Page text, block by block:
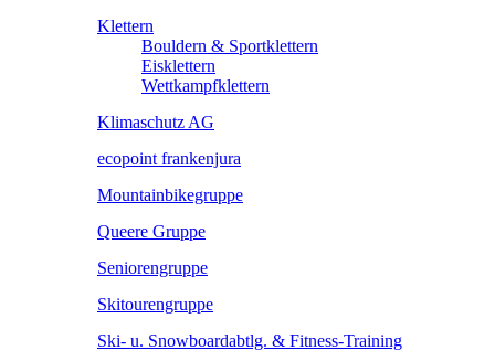
Klettern
Bouldern & Sportklettern
Eisklettern
Wettkampfklettern
Klimaschutz AG
ecopoint frankenjura
Mountainbikegruppe
Queere Gruppe
Seniorengruppe
Skitourengruppe
Ski- u. Snowboardabtlg. & Fitness-Training